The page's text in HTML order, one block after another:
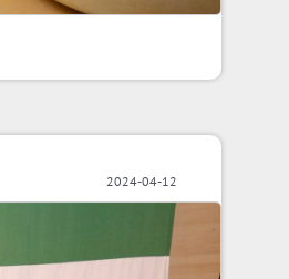
2024-04-12